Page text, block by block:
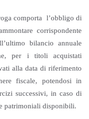
comporta l’obbligo di
corrispondente
bilancio annuale
per i titoli acquistati
alla data di riferimento
fiscale, potendosi in
successivi, in caso di
patrimoniali disponibili.